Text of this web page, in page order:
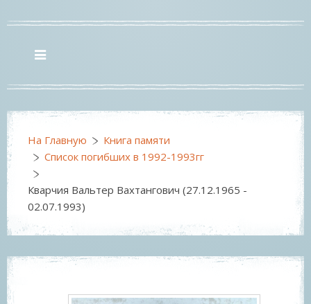
На Главную
Книга памяти
Список погибших в 1992-1993гг
Кварчия Вальтер Вахтангович (27.12.1965 -
02.07.1993)